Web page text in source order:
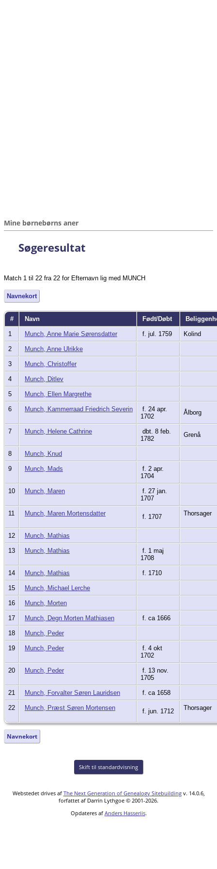
Mine børnebørns aner
Søgeresultat
Match 1 til 22 fra 22 for Efternavn lig med MUNCH
Navnekort
# Navn Født/Døbt
1 Munch, Anne Marie Sørensdatter f. jul. 1759 Kolind
2 Munch, Anne Ulrikke
3 Munch, Christoffer
4 Munch, Ditlev
5 Munch, Ellen Margrethe
6 Munch, Kammerraad Friedrich Severin
f. 24 apr.
1702
Ålborg
7 Munch, Helene Cathrine
dbt. 8 feb.
1782
Grenå
8 Munch, Knud
9 Munch, Mads
f. 2 apr.
1704
10 Munch, Maren
f. 27 jan.
1707
11 Munch, Maren Mortensdatter f. 1707 Thorsager
12 Munch, Mathias
13 Munch, Mathias
f. 1 maj
1708
14 Munch, Mathias f. 1710
15 Munch, Michael Lerche
16 Munch, Morten
17 Munch, Degn Morten Mathiasen f. ca 1666
18 Munch, Peder
19 Munch, Peder
f. 4 okt
1702
20 Munch, Peder
f. 13 nov.
1705
21 Munch, Forvalter Søren Lauridsen f. ca 1658
22 Munch, Præst Søren Mortensen f. jun. 1712 Thorsager
Navnekort
Skift til standardvisning
Webstedet drives af The Next Generation of Genealogy Sitebuildingv. 14.0.6,
forfattet af Darrin Lythgoe © 2001-2026.
Opdateres af Anders Hasseriis.